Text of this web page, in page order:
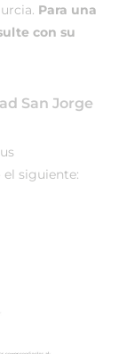
Para una
con su
San Jorge
siguiente: